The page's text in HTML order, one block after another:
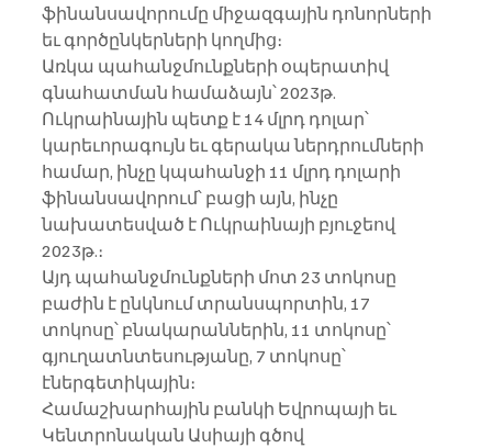
ֆինանսավորումը միջազգային դոնորների
եւ գործընկերների կողմից։
Առկա պահանջմունքների օպերատիվ
գնահատման համաձայն՝ 2023թ.
Ուկրաինային պետք է 14 մլրդ դոլար՝
կարեւորագույն եւ գերակա ներդրումների
համար, ինչը կպահանջի 11 մլրդ դոլարի
ֆինանսավորում՝ բացի այն, ինչը
նախատեսված է Ուկրաինայի բյուջեով
2023թ.։
Այդ պահանջմունքների մոտ 23 տոկոսը
բաժին է ընկնում տրանսպորտին, 17
տոկոսը՝ բնակարաններին, 11 տոկոսը՝
գյուղատնտեսությանը, 7 տոկոսը՝
էներգետիկային։
Համաշխարհային բանկի Եվրոպայի եւ
Կենտրոնական Ասիայի գծով